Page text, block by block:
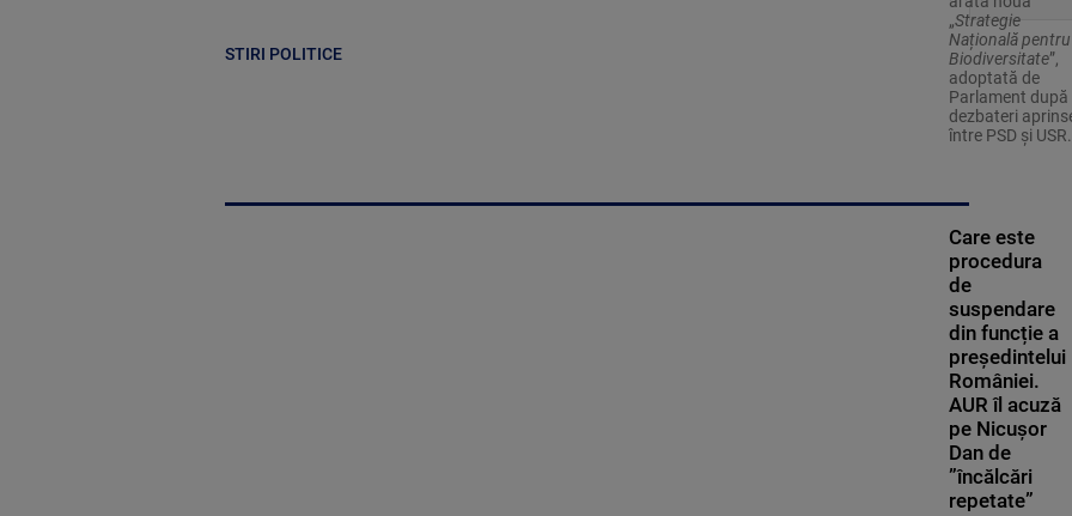
STIRI POLITICE
„Strategie
Națională pentru
Biodiversitate”,
adoptată de
Parlament după
dezbateri
între PSD și USR.
Care este
procedura
de
suspendare
din funcție a
președintelui
României.
AUR îl acuză
pe Nicușor
Dan de
”încălcări
repetate”